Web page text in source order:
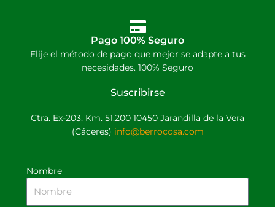
Pago 100% Seguro
Elije el método de pago que mejor se adapte a tus
necesidades. 100% Seguro
Suscribirse
Ctra. Ex-203, Km. 51,200 10450 Jarandilla de la Vera
(Cáceres) info@berrocosa.com
Nombre